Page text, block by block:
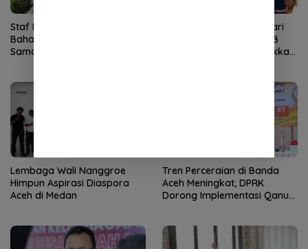
Staf Khusus Wali Nanggroe
Bahas Penguatan Kerja
Sama Aceh–India dengan
Tampil Percaya Diri di Hari
Anak Nasional, Siswa SLB
TNCC Banda Aceh Tunjukkan
Lembaga Wali Nanggroe
Himpun Aspirasi Diaspora
Aceh di Medan
Tren Perceraian di Banda
Aceh Meningkat, DPRK
Dorong Implementasi Qanun